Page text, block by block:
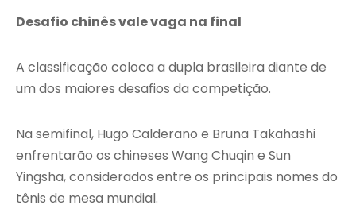
Desafio chinês vale vaga na final
A classificação coloca a dupla brasileira diante de
um dos maiores desafios da competição.
Na semifinal, Hugo Calderano e Bruna Takahashi
enfrentarão os chineses Wang Chuqin e Sun
Yingsha, considerados entre os principais nomes do
tênis de mesa mundial.